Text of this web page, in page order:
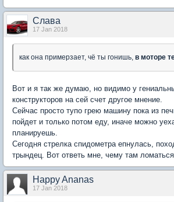
Слaва
17 Jan 2018
как она примерзает, чё ты гонишь, в моторе
Вот и я так же думаю, но видимо у
конструкторов на сей счет другое мнение.
Сейчас просто тупо грею машину пока из
пойдет и только потом еду, иначе можно
планируешь.
Сегодня стрелка спидометра епнулась,
трындец. Вот ответь мне, чему там
Happy Ananas
17 Jan 2018